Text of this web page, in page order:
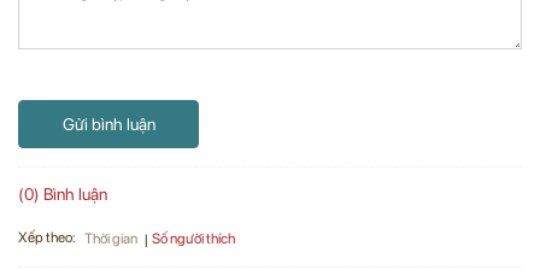
Gửi bình luận
(0) Bình luận
Xếp theo: Thời gian Số người thích